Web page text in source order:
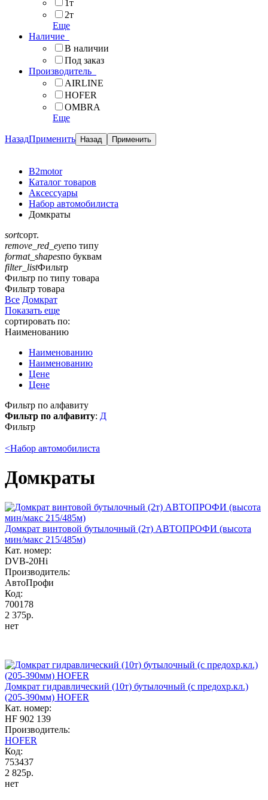
1т
2т
Еще
Наличие
В наличии
Под заказ
Производитель
AIRLINE
HOFER
OMBRA
Еще
НазадПрименить
B2motor
Каталог товаров
Аксессуары
Набор автомобилиста
Домкраты
sortсорт.
remove_red_eyeпо типу
format_shapesпо буквам
filter_listФильтр
Фильтр по типу товара
Фильтр товара
Все Домкрат
Показать еще
сортировать по:
Наименованию
Наименованию
Наименованию
Цене
Цене
Фильтр по алфавиту
Фильтр по алфавиту: Д
Фильтр
<Набор автомобилиста
Домкраты
Домкрат винтовой бутылочный (2т) АВТОПРОФИ (высота
мин/макс 215/485м)
Кат. номер:
DVB-20Hi
Производитель:
АвтоПрофи
Код:
700178
2 375р.
нет
Домкрат гидравлический (10т) бутылочный (с предохр.кл.)
(205-390мм) HOFER
Кат. номер:
HF 902 139
Производитель:
HOFER
Код:
753437
2 825р.
нет